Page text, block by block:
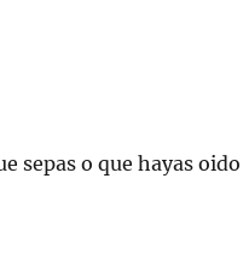
sepas o que hayas oido